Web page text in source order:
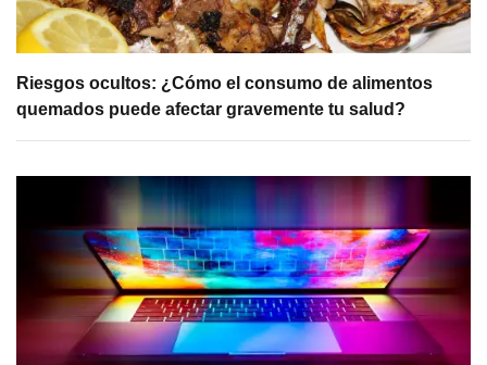
Riesgos ocultos: ¿Cómo el consumo de alimentos
quemados puede afectar gravemente tu salud?